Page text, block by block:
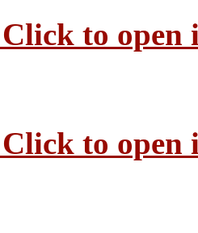
Click to open
Click to open